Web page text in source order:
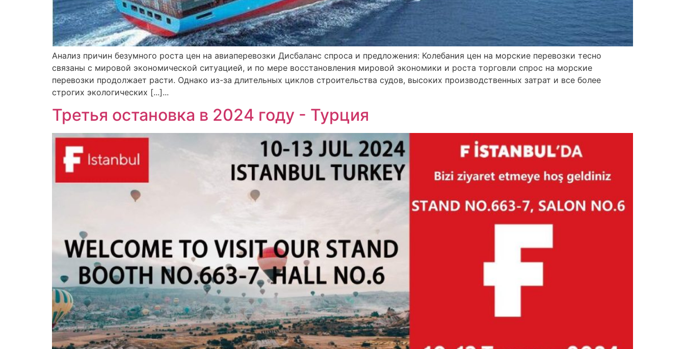
Анализ причин безумного роста цен на авиаперевозки Дисбаланс спроса и предложения: Колебания цен на морские перевозки тесно
связаны с мировой экономической ситуацией, и по мере восстановления мировой экономики и роста торговли спрос на морские
перевозки продолжает расти. Однако из-за длительных циклов строительства судов, высоких производственных затрат и все более
строгих экологических [...]...
Третья остановка в 2024 году - Турция